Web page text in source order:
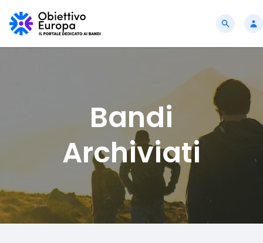
Bandi
Archiviati